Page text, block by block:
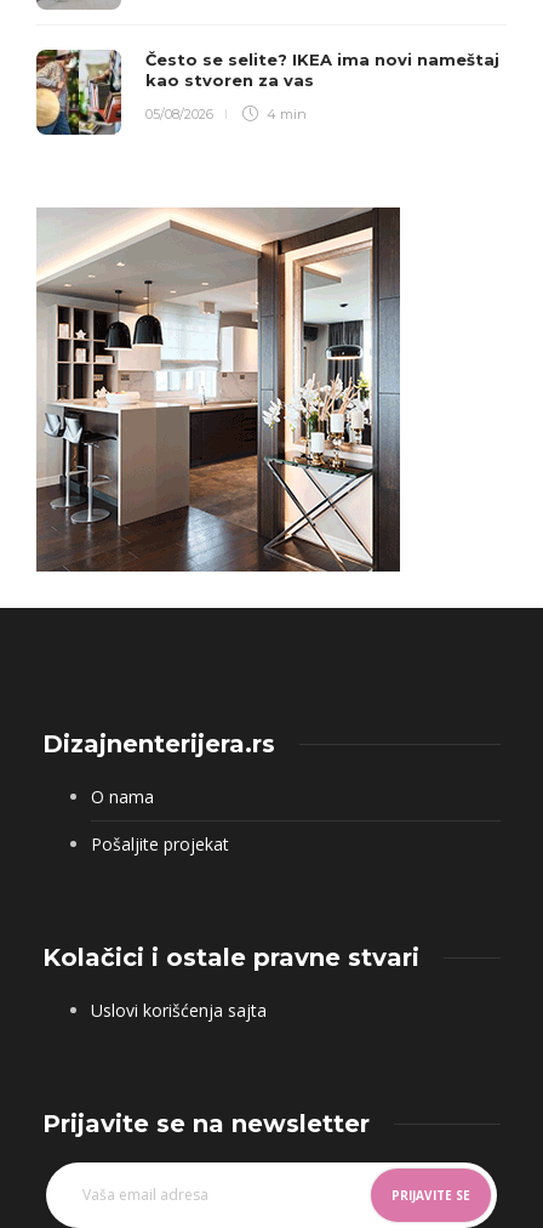
Često se selite? IKEA ima novi nameštaj
kao stvoren za vas
05/08/2026 4 min
Dizajnenterijera.rs
O nama
Pošaljite projekat
Kolačici i ostale pravne stvari
Uslovi korišćenja sajta
Prijavite se na newsletter